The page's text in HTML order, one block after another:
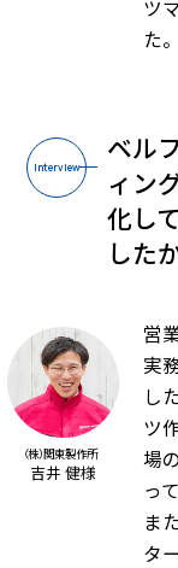
ツ
た。
Interview
ベル
ィン
化し
した
（株）関東製作所
吉井 健様
営
実
し
ツ
場
っ
ま
タ